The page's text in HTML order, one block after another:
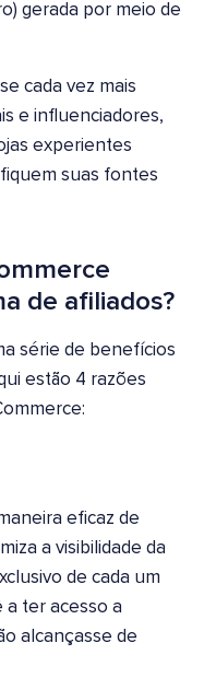
gerada por meio de
cada vez mais
e influenciadores,
experientes
suas fontes
de afiliados?
série de benefícios
estão 4 razões
eficaz de
a visibilidade da
de cada um
a ter acesso a
alcançasse de